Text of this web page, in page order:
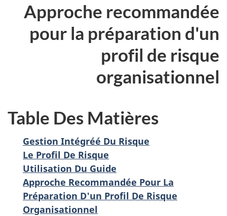
Approche recommandée
pour la préparation d'un
profil de risque
organisationnel
Table Des Matières
Gestion Intégréé Du Risque
Le Profil De Risque
Utilisation Du Guide
Approche Recommandée Pour La
Préparation D'un Profil De Risque
Organisationnel